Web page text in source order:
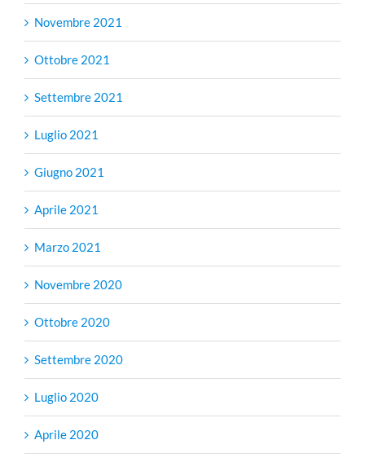
Novembre 2021
Ottobre 2021
Settembre 2021
Luglio 2021
Giugno 2021
Aprile 2021
Marzo 2021
Novembre 2020
Ottobre 2020
Settembre 2020
Luglio 2020
Aprile 2020